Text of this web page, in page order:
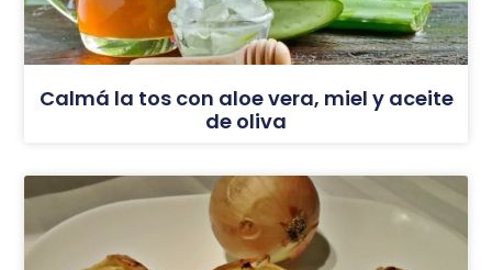
Calmá la tos con aloe vera, miel y aceite
de oliva